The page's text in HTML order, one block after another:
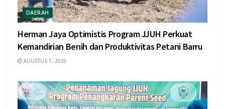
DAERAH
Herman Jaya Optimistis Program JJUH Perkuat
Kemandirian Benih dan Produktivitas Petani Barru
AGUSTUS 7, 2026